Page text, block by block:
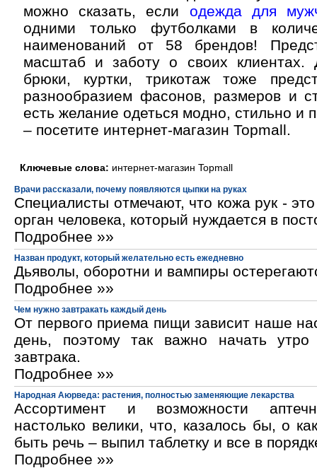
можно сказать, если одежда для
одними только футболками в
наименований от 58 брендов!
масштаб и заботу о своих клиентах.
брюки, куртки, трикотаж тоже
разнообразием фасонов, размеров и
есть желание одеться модно, стильно и
– посетите интернет-магазин Topmall.
Ключевые слова: интернет-магазин Topmall
Врачи рассказали, почему появляются цыпки на руках
Специалисты отмечают, что кожа рук -
орган человека, который нуждается в
Подробнее »»
Назван продукт, который желательно есть ежедневно
Дьяволы, оборотни и вампиры
Подробнее »»
Чем нужно завтракать каждый день
От первого приема пищи зависит наше
день, поэтому так важно начать утро
завтрака.
Подробнее »»
Народная Аюрведа: растения, полностью заменяющие лекарства
Ассортимент и возможности
настолько велики, что, казалось бы, о
быть речь – выпил таблетку и все в
Подробнее »»